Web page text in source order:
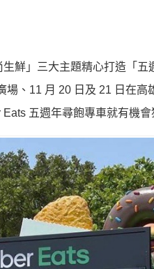
鮮」三大主題精心打造「五
、11 月 20 日及 21 日在
五週年尋飽專車就有機會